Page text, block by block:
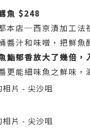
魚 $248
本店─西京漬加工法
醬汁和味噌，把鮮魚
鮨郁香放大了幾倍，
更能細味魚之鮮味，